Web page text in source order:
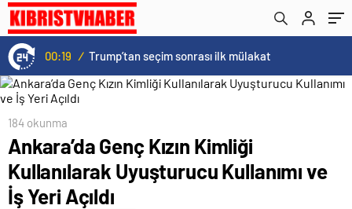
00:19 / Trump’tan seçim sonrası ilk mülakat
184 okunma
Ankara’da Genç Kızın Kimliği
Kullanılarak Uyuşturucu Kullanımı ve
İş Yeri Açıldı
Meclis Gündemine Taşıdı